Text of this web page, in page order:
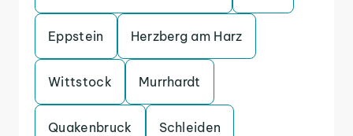
Eppstein Herzberg am Harz
Wittstock Murrhardt
Quakenbruck Schleiden